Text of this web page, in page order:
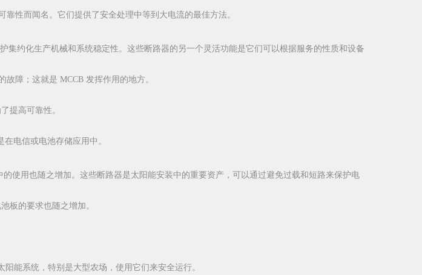
性而闻名。它们提供了安全处理中等到大电流的最佳方法。
约化生产机械和系统稳定性。这些断路器的另一个灵活功能是它们可以根据服务的性质和设备
障；这就是 MCCB 发挥作用的地方。
提高可靠性。
电信或电池存储应用中。
使用也随之增加。这些断路器是太阳能安装中的重要资产，可以通过避免过载和短路来保护电
板的要求也随之增加。
能系统，特别是大型农场，使用它们来安全运行。